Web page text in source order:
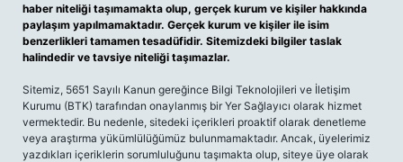
haber niteliği taşımamakta olup, gerçek kurum ve kişiler hakkında
paylaşım yapılmamaktadır. Gerçek kurum ve kişiler ile isim
benzerlikleri tamamen tesadüfidir. Sitemizdeki bilgiler taslak
halindedir ve tavsiye niteliği taşımazlar.
Sitemiz, 5651 Sayılı Kanun gereğince Bilgi Teknolojileri ve İletişim
Kurumu (BTK) tarafından onaylanmış bir Yer Sağlayıcı olarak hizmet
vermektedir. Bu nedenle, sitedeki içerikleri proaktif olarak denetleme
veya araştırma yükümlülüğümüz bulunmamaktadır. Ancak, üyelerimiz
yazdıkları içeriklerin sorumluluğunu taşımakta olup, siteye üye olarak